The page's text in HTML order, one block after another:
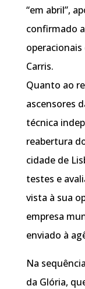
“em abril”,
confirmado
Carris.
Quanto ao
ascensores
técnica
reabertura
cidade de
testes e
vista à sua
empresa
enviado à
Na
da Glória,